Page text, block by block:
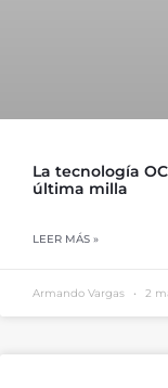
La tecnología
última milla
LEER MÁS »
Armando Vargas 2